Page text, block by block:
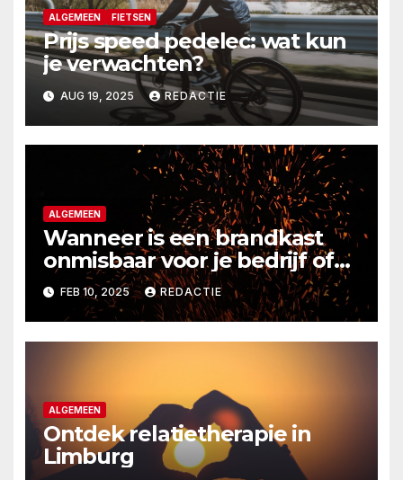
ALGEMEEN FIETSEN
Prijs speed pedelec: wat kun
je verwachten?
AUG 19, 2025 REDACTIE
ALGEMEEN
Wanneer is een brandkast
onmisbaar voor je bedrijf of
thuis?
FEB 10, 2025 REDACTIE
ALGEMEEN
Ontdek relatietherapie in
Limburg